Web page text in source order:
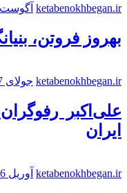
ketabenokhbegan.ir آگوست 4, 2021
بهروز فروتن،
ketabenokhbegan.ir جولای 27, 2021
علی‌اکبر
ایران
ketabenokhbegan.ir آوریل 26, 2021